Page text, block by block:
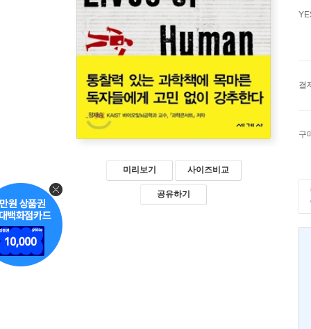
미리보기 사이즈비교
공유하기
결
구